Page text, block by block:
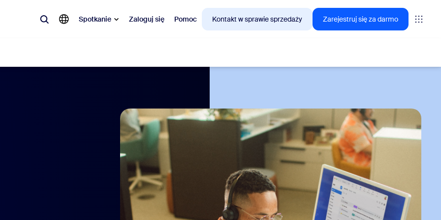
Spotkanie Zaloguj się Pomoc Kontakt w sprawie sprzedaży Zarejestruj się za darmo
topie, co jest modne, co budzi ciekawość – rozwiązania, którymi teraz interesują się klienci Zoom.
Canvas
Analityka CX